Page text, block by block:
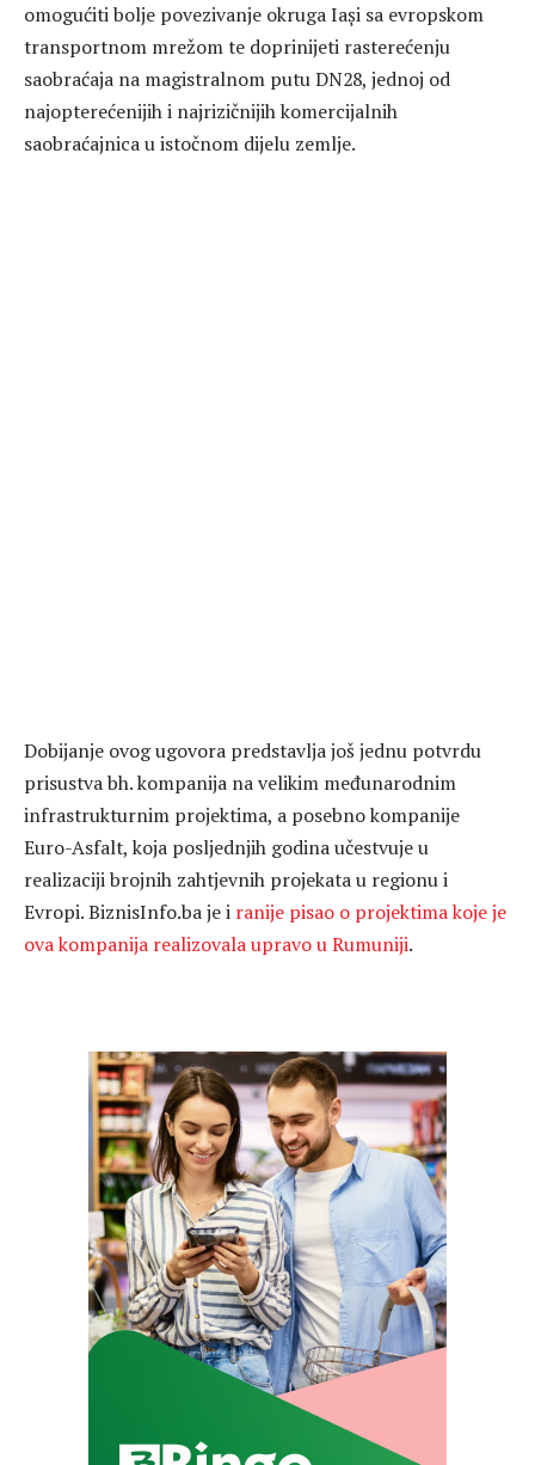
omogućiti bolje povezivanje okruga Iași sa evropskom
transportnom mrežom te doprinijeti rasterećenju
saobraćaja na magistralnom putu DN28, jednoj od
najopterećenijih i najrizičnijih komercijalnih
saobraćajnica u istočnom dijelu zemlje.
Dobijanje ovog ugovora predstavlja još jednu potvrdu
prisustva bh. kompanija na velikim međunarodnim
infrastrukturnim projektima, a posebno kompanije
Euro-Asfalt, koja posljednjih godina učestvuje u
realizaciji brojnih zahtjevnih projekata u regionu i
Evropi. BiznisInfo.ba je i ranije pisao o projektima koje je
ova kompanija realizovala upravo u Rumuniji.